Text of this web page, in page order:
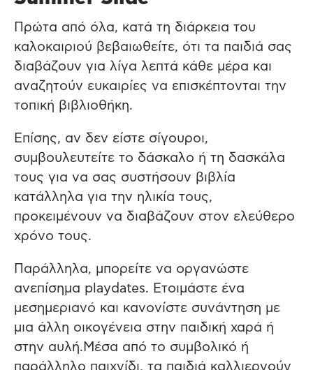
Πρώτα από όλα, κατά τη διάρκεια του
καλοκαιριού βεβαιωθείτε, ότι τα παιδιά σας
διαβάζουν για λίγα λεπτά κάθε μέρα και
αναζητούν ευκαιρίες να επισκέπτονται την
τοπική βιβλιοθήκη.
Επίσης, αν δεν είστε σίγουροι,
συμβουλευτείτε το δάσκαλο ή τη δασκάλα
τους για να σας συστήσουν βιβλία
κατάλληλα για την ηλικία τους,
προκειμένουν να διαβάζουν στον ελεύθερο
χρόνο τους.
Παράλληλα, μπορείτε να οργανώστε
ανεπίσημα playdates. Ετοιμάστε ένα
μεσημεριανό και κανονίστε συνάντηση με
μια άλλη οικογένεια στην παιδική χαρά ή
στην αυλή.Μέσα από το συμβολικό ή
παράλληλο παιχνίδι, τα παιδιά καλλιεργούν